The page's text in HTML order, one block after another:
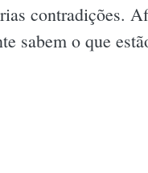
contradições.
sabem o que